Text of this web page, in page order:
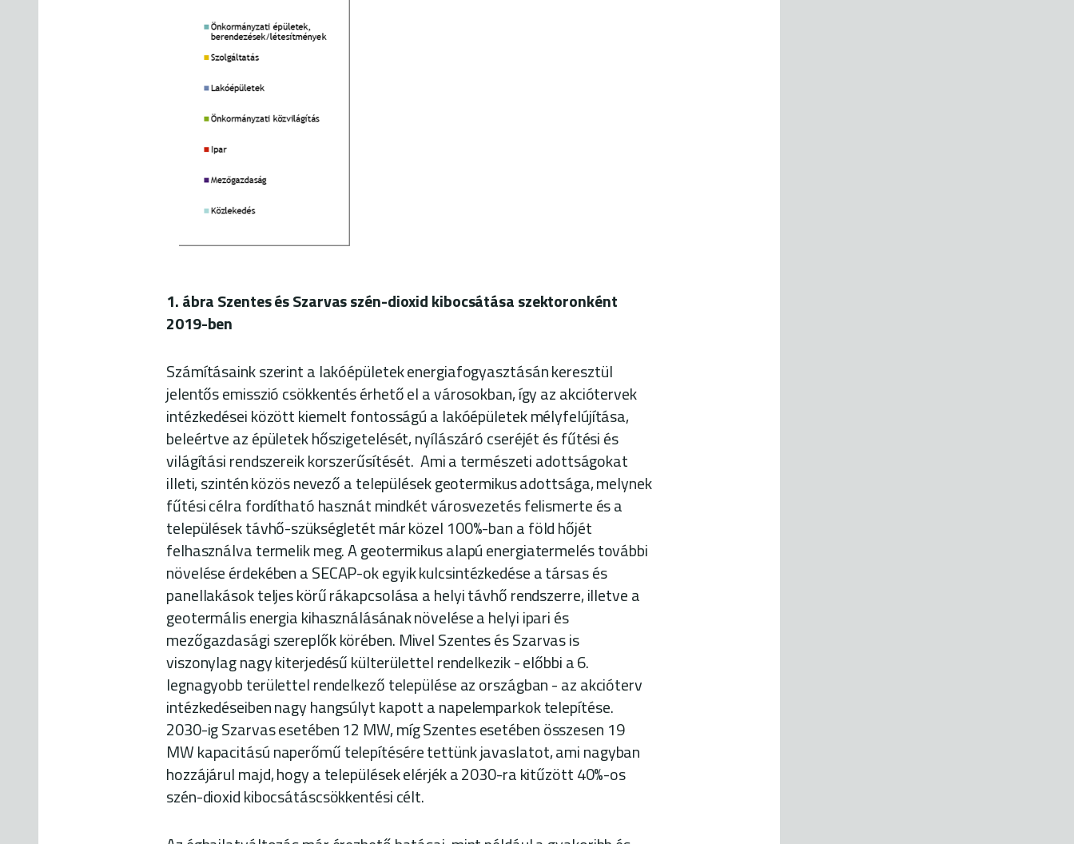
1. ábra Szentes és Szarvas szén-dioxid kibocsátása szektoronként
2019-ben
Számításaink szerint a lakóépületek energiafogyasztásán keresztül
jelentős emisszió csökkentés érhető el a városokban, így az akciótervek
intézkedései között kiemelt fontosságú a lakóépületek mélyfelújítása,
beleértve az épületek hőszigetelését, nyílászáró cseréjét és fűtési és
világítási rendszereik korszerűsítését. Ami a természeti adottságokat
illeti, szintén közös nevező a települések geotermikus adottsága, melynek
fűtési célra fordítható hasznát mindkét városvezetés felismerte és a
települések távhő-szükségletét már közel 100%-ban a föld hőjét
felhasználva termelik meg. A geotermikus alapú energiatermelés további
növelése érdekében a SECAP-ok egyik kulcsintézkedése a társas és
panellakások teljes körű rákapcsolása a helyi távhő rendszerre, illetve a
geotermális energia kihasználásának növelése a helyi ipari és
mezőgazdasági szereplők körében. Mivel Szentes és Szarvas is
viszonylag nagy kiterjedésű külterülettel rendelkezik - előbbi a 6.
legnagyobb területtel rendelkező települése az országban - az akcióterv
intézkedéseiben nagy hangsúlyt kapott a napelemparkok telepítése.
2030-ig Szarvas esetében 12 MW, míg Szentes esetében összesen 19
MW kapacitású naperőmű telepítésére tettünk javaslatot, ami nagyban
hozzájárul majd, hogy a települések elérjék a 2030-ra kitűzött 40%-os
szén-dioxid kibocsátáscsökkentési célt.